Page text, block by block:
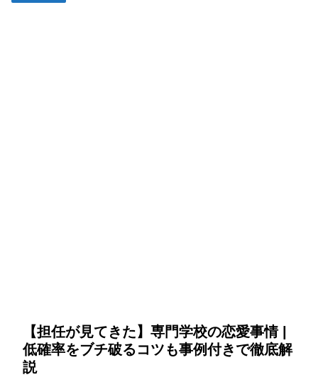
【担任が見てきた】専門学校の恋愛事情 |
低確率をブチ破るコツも事例付きで徹底解
説